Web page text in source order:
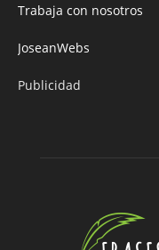
Trabaja con nosotros
JoseanWebs
Publicidad